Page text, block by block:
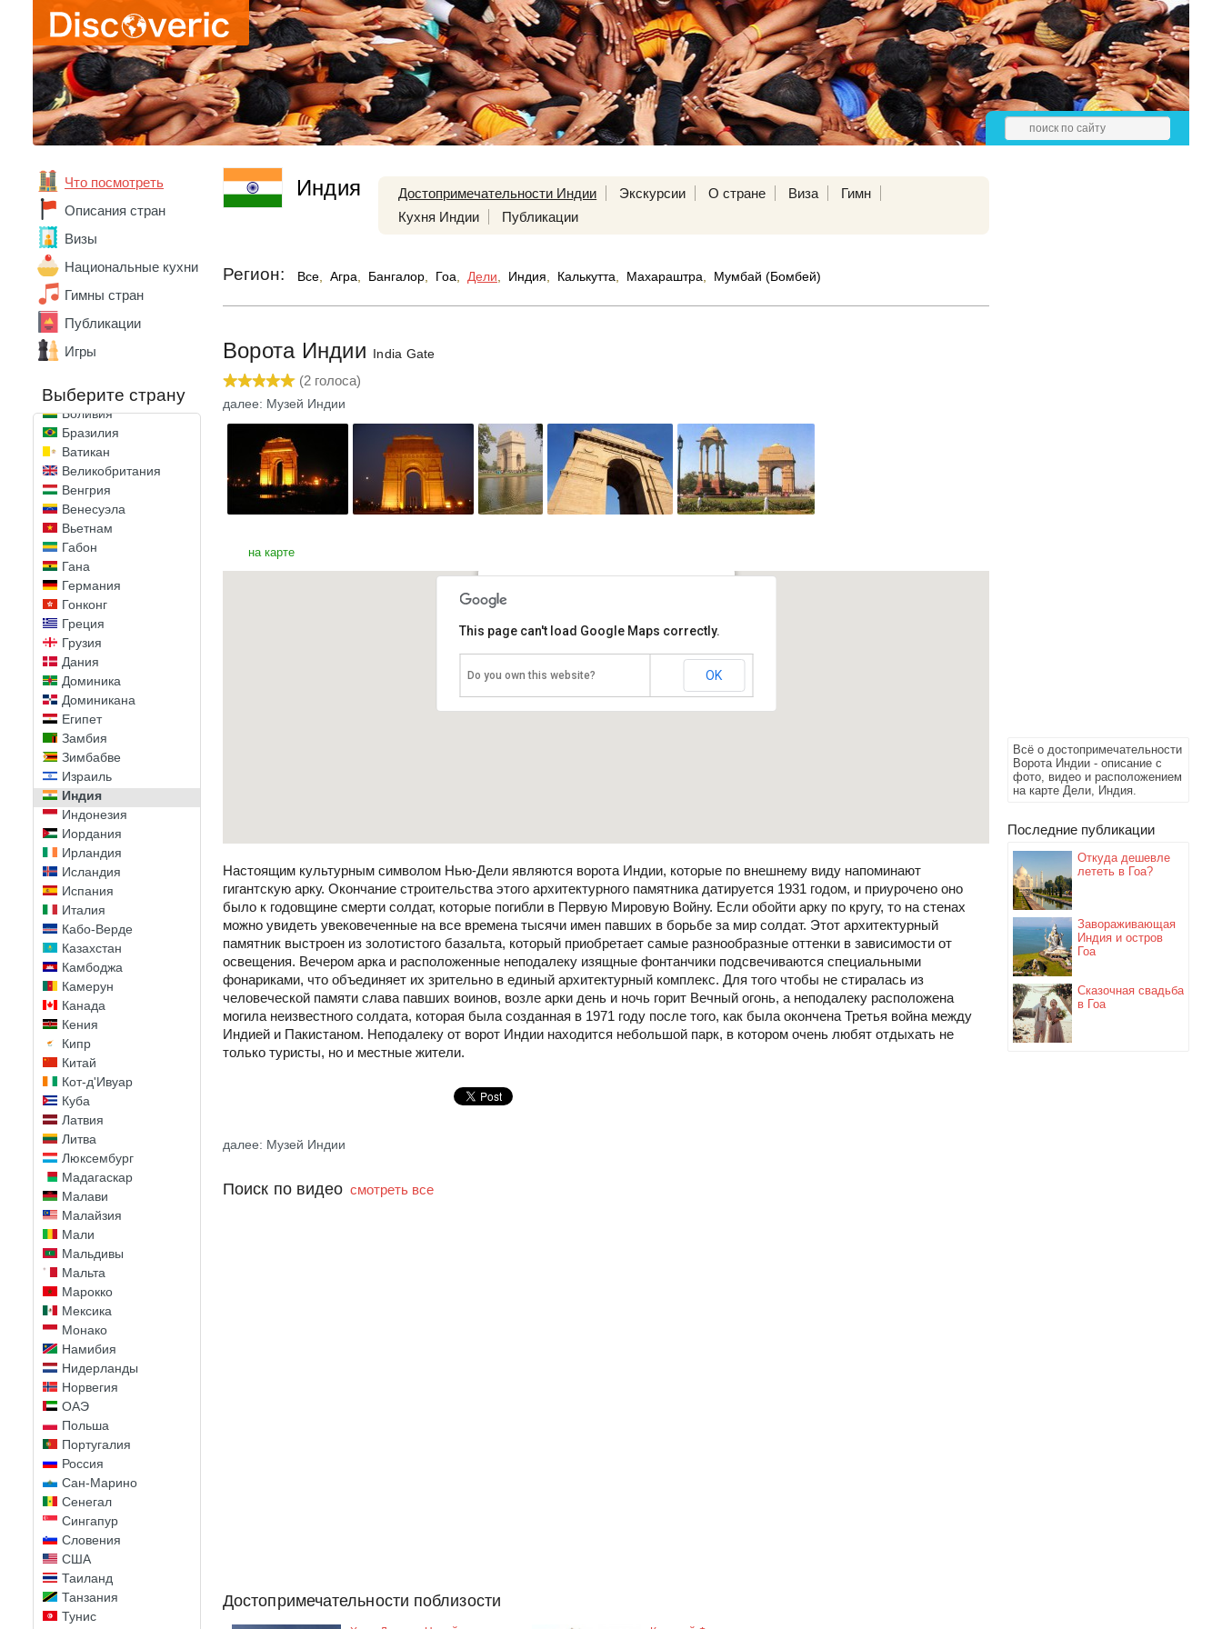
Что посмотреть
Описания стран
Визы
Национальные кухни
Гимны стран
Публикации
Игры
Выберите страну
Австралия
Австрия
Алжир
Ангола
Аргентина
Армения
Бельгия
Болгария
Боливия
Бразилия
Ватикан
Великобритания
Венгрия
Венесуэла
Вьетнам
Габон
Гана
Германия
Гонконг
Греция
Грузия
Дания
Доминика
Доминикана
Египет
Замбия
Зимбабве
Израиль
Индия
Индонезия
Иордания
Ирландия
Исландия
Испания
Италия
Кабо-Верде
Казахстан
Камбоджа
Камерун
Канада
Кения
Кипр
Китай
Кот-д'Ивуар
Куба
Латвия
Литва
Люксембург
Мадагаскар
Малави
Малайзия
Мали
Мальдивы
Мальта
Марокко
Мексика
Монако
Намибия
Нидерланды
Норвегия
ОАЭ
Польша
Португалия
Россия
Сан-Марино
Сенегал
Сингапур
Словения
США
Таиланд
Танзания
Тунис
Всё о достопримечательности
Ворота Индии - описание с
фото, видео и расположением
на карте Дели, Индия.
Последние публикации
Откуда дешевле
лететь в Гоа?
Завораживающая
Индия и остров
Гоа
Сказочная свадьба
в Гоа
Индия Достопримечательности Индии Экскурсии О стране Виза
Гимн
Кухня Индии
Публикации
Регион: Все Агра Бангалор Гоа Дели Индия Калькутта Махараштра Мумбай (Бомбей)
Ворота Индии India Gate
(2 голоса)
далее: Музей Индии
на карте
Индия, Дели
This page can't load Google Maps correctly.
Do you own this website? OK
Настоящим культурным символом Нью-Дели являются ворота Индии, которые по внешнему виду напоминают
гигантскую арку. Окончание строительства этого архитектурного памятника датируется 1931 годом, и приурочено оно
было к годовщине смерти солдат, которые погибли в Первую Мировую Войну. Если обойти арку по кругу, то на стенах
можно увидеть увековеченные на все времена тысячи имен павших в борьбе за мир солдат. Этот архитектурный
памятник выстроен из золотистого базальта, который приобретает самые разнообразные оттенки в зависимости от
освещения. Вечером арка и расположенные неподалеку изящные фонтанчики подсвечиваются специальными
фонариками, что объединяет их зрительно в единый архитектурный комплекс. Для того чтобы не стиралась из
человеческой памяти слава павших воинов, возле арки день и ночь горит Вечный огонь, а неподалеку расположена
могила неизвестного солдата, которая была созданная в 1971 году после того, как была окончена Третья война между
Индией и Пакистаном. Неподалеку от ворот Индии находится небольшой парк, в котором очень любят отдыхать не
только туристы, но и местные жители.
далее: Музей Индии
Поиск по видео смотреть все
Достопримечательности поблизости